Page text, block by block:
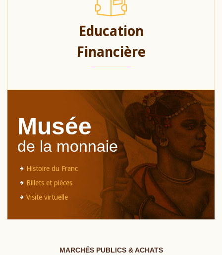
Education
Financière
Musée
de la monnaie
Histoire du Franc
Billets et pièces
Visite virtuelle
MARCHÉS PUBLICS & ACHATS